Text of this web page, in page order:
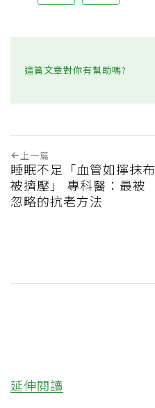
這篇文章對你有幫助嗎?
上一篇
睡眠不足「血管如擰抹布
被擠壓」 專科醫：最被
忽略的抗老方法
延伸閱讀